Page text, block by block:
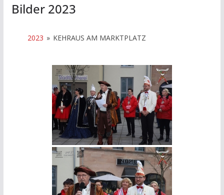
Bilder 2023
2023 » KEHRAUS AM MARKTPLATZ